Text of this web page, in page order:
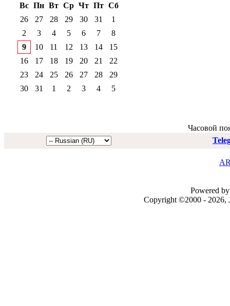
Вс Пн Вт Ср Чт Пт Сб
26
27 28 29 30 31
1
2
3 4 5 6 7
8
9
10 11 12 13 14
15
16
17 18 19 20 21
22
23
24 25 26 27 28
29
30
31 1 2 3 4 5
Часовой
Powered
Copyright ©2000 - 2026,